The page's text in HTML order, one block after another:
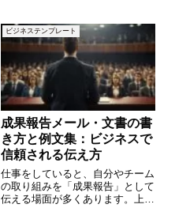
ビジネステンプレート
成果報告メール・文書の書
き方と例文集：ビジネスで
信頼される伝え方
仕事をしていると、自分やチーム
の取り組みを「成果報告」として
伝える場面が多くあります。上司